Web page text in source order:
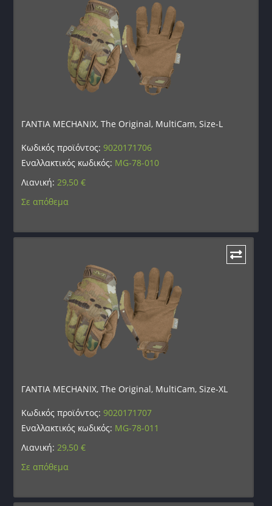
ΓΑΝΤΙΑ MECHANIX, The Original, MultiCam, Size-L
Κωδικός προϊόντος:9020171706
Εναλλακτικός κωδικός: MG-78-010
Λιανική: 29,50€
Σε απόθεμα
ΓΑΝΤΙΑ MECHANIX, The Original, MultiCam, Size-XL
Κωδικός προϊόντος:9020171707
Εναλλακτικός κωδικός: MG-78-011
Λιανική: 29,50€
Σε απόθεμα